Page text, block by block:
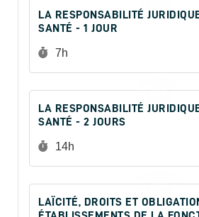
LA RESPONSABILITÉ
SANTÉ - 1 JOUR
Durée :
7h
LA RESPONSABILITÉ
SANTÉ - 2 JOURS
Durée :
14h
LAÏCITÉ, DROITS ET